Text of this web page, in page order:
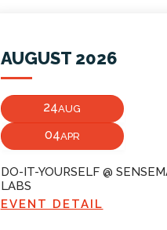
AUGUST 2026
24AUG
04APR
DO-IT-YOURSELF @
LABS
EVENT DETAIL